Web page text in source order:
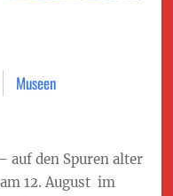
Museen
auf den Spuren alter
12. August im